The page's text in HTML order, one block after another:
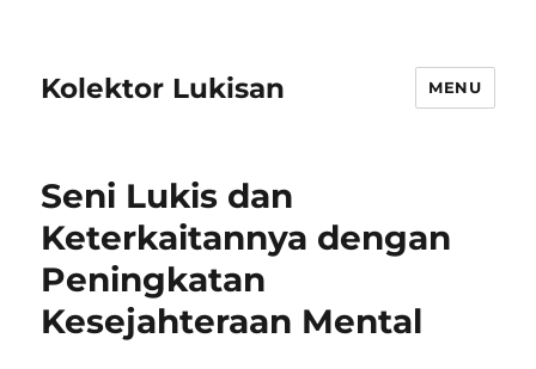
Kolektor Lukisan MENU
Seni Lukis dan
Keterkaitannya dengan
Peningkatan
Kesejahteraan Mental